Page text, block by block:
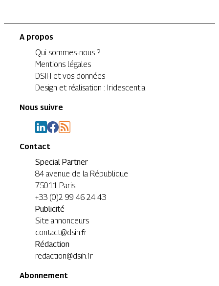
A propos
Qui sommes-nous ?
Mentions légales
DSIH et vos données
Design et réalisation : Iridescentia
Nous suivre
Contact
Special Partner
84 avenue de la République
75011 Paris
+33 (0)2 99 46 24 43
Publicité
Site annonceurs
contact@dsih.fr
Rédaction
redaction@dsih.fr
Abonnement